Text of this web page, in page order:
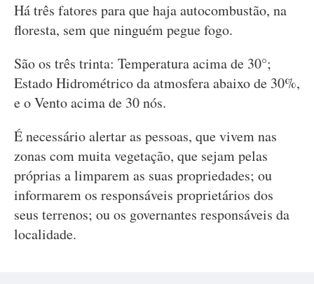
Há três fatores para que haja autocombustão, na
floresta, sem que ninguém pegue fogo.
São os três trinta: Temperatura acima de 30°;
Estado Hidrométrico da atmosfera abaixo de 30%,
e o Vento acima de 30 nós.
É necessário alertar as pessoas, que vivem nas
zonas com muita vegetação, que sejam pelas
próprias a limparem as suas propriedades; ou
informarem os responsáveis proprietários dos
seus terrenos; ou os governantes responsáveis da
localidade.